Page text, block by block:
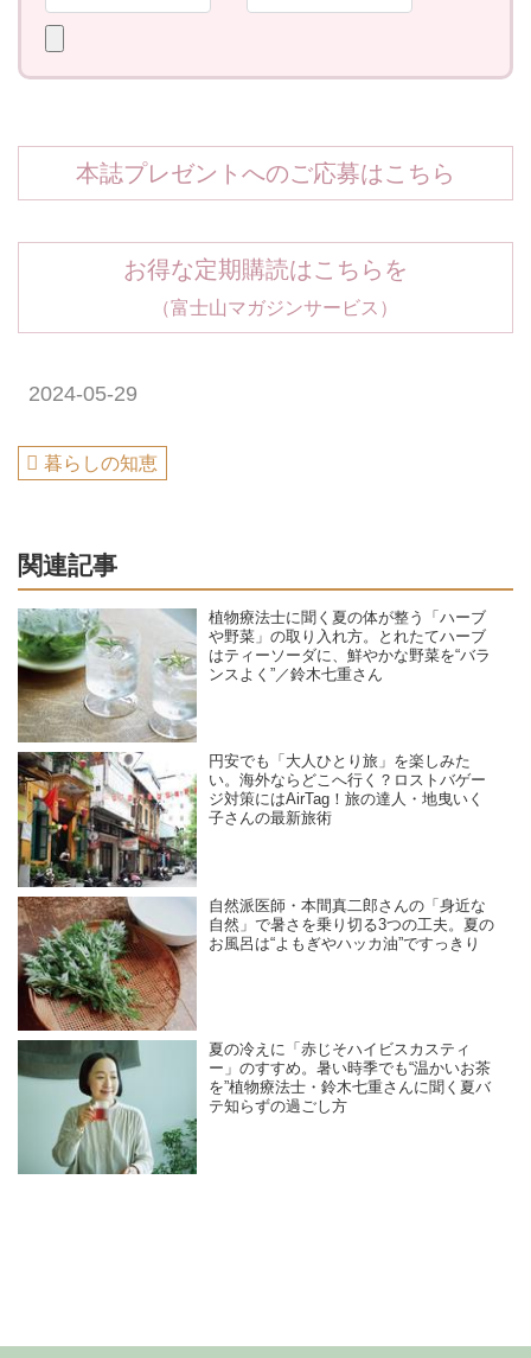
本誌プレゼントへのご応募はこちら
お得な定期購読はこちらを
（富士山マガジンサービス）
2024-05-29
暮らしの知恵
関連記事
植物療法士に聞く夏の体が整う「ハーブ
や野菜」の取り入れ方。とれたてハーブ
はティーソーダに、鮮やかな野菜を“バラ
ンスよく”／鈴木七重さん
円安でも「大人ひとり旅」を楽しみた
い。海外ならどこへ行く？ロストバゲー
ジ対策にはAirTag！旅の達人・地曳いく
子さんの最新旅術
自然派医師・本間真二郎さんの「身近な
自然」で暑さを乗り切る3つの工夫。夏の
お風呂は“よもぎやハッカ油”ですっきり
夏の冷えに「赤じそハイビスカスティ
ー」のすすめ。暑い時季でも“温かいお茶
を”植物療法士・鈴木七重さんに聞く夏バ
テ知らずの過ごし方